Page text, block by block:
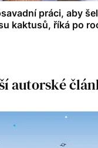
práci, aby
kaktusů, říká po
autorské